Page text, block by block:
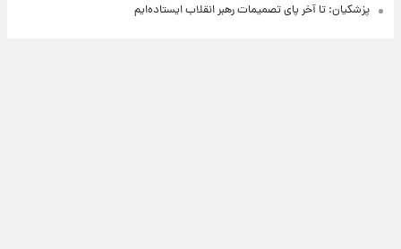
پزشکیان: تا آخر پای تصمیمات رهبر انقلاب ایستاده‌ایم